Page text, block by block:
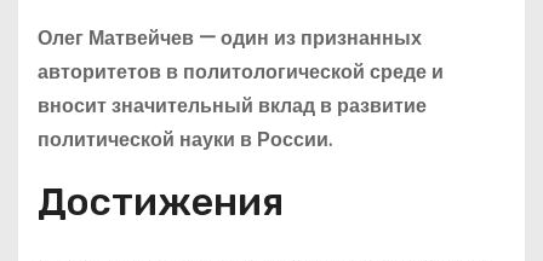
Олег Матвейчев — один из признанных
авторитетов в политологической среде и
вносит значительный вклад в развитие
политической науки в России.
Достижения